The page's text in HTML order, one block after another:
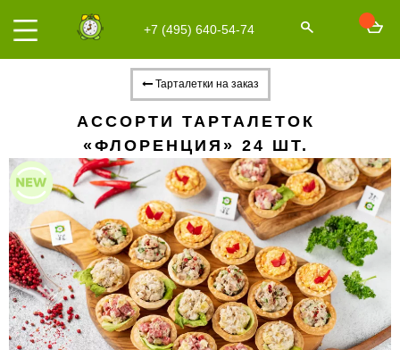
+7 (495) 640-54-74
Тарталетки на заказ
АССОРТИ ТАРТАЛЕТОК
«ФЛОРЕНЦИЯ» 24 ШТ.